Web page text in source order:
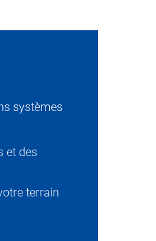
systèmes
et des
terrain